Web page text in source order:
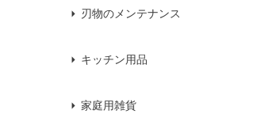
刃物のメンテナンス
キッチン用品
家庭用雑貨